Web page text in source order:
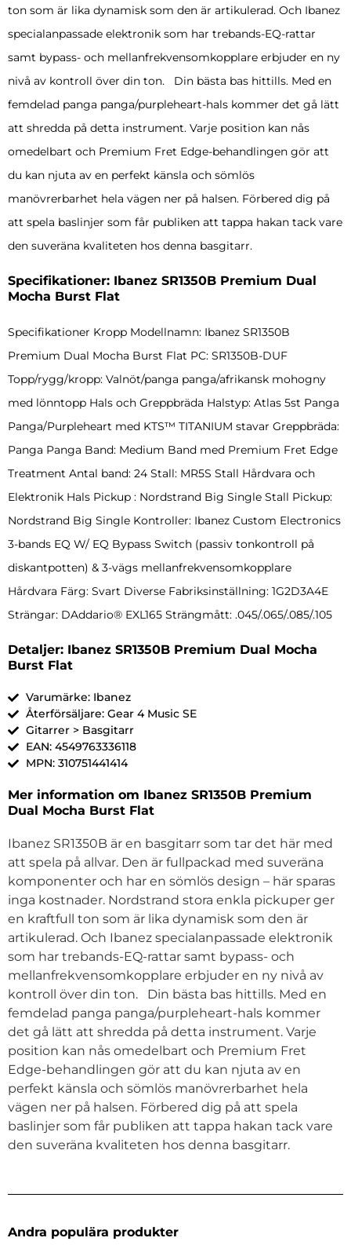
ton som är lika dynamisk som den är artikulerad. Och Ibanez
specialanpassade elektronik som har trebands-EQ-rattar
samt bypass- och mellanfrekvensomkopplare erbjuder en ny
nivå av kontroll över din ton. Din bästa bas hittills. Med en
femdelad panga panga/purpleheart-hals kommer det gå lätt
att shredda på detta instrument. Varje position kan nås
omedelbart och Premium Fret Edge-behandlingen gör att
du kan njuta av en perfekt känsla och sömlös
manövrerbarhet hela vägen ner på halsen. Förbered dig på
att spela baslinjer som får publiken att tappa hakan tack vare
den suveräna kvaliteten hos denna basgitarr.
Specifikationer: Ibanez SR1350B Premium Dual
Mocha Burst Flat
Specifikationer Kropp Modellnamn: Ibanez SR1350B
Premium Dual Mocha Burst Flat PC: SR1350B-DUF
Topp/rygg/kropp: Valnöt/panga panga/afrikansk mohogny
med lönntopp Hals och Greppbräda Halstyp: Atlas 5st Panga
Panga/Purpleheart med KTS™ TITANIUM stavar Greppbräda:
Panga Panga Band: Medium Band med Premium Fret Edge
Treatment Antal band: 24 Stall: MR5S Stall Hårdvara och
Elektronik Hals Pickup : Nordstrand Big Single Stall Pickup:
Nordstrand Big Single Kontroller: Ibanez Custom Electronics
3-bands EQ W/ EQ Bypass Switch (passiv tonkontroll på
diskantpotten) & 3-vägs mellanfrekvensomkopplare
Hårdvara Färg: Svart Diverse Fabriksinställning: 1G2D3A4E
Strängar: DAddario® EXL165 Strängmått: .045/.065/.085/.105
Detaljer: Ibanez SR1350B Premium Dual Mocha
Burst Flat
Varumärke: Ibanez
Återförsäljare: Gear 4 Music SE
Gitarrer > Basgitarr
EAN: 4549763336118
MPN: 310751441414
Mer information om Ibanez SR1350B Premium
Dual Mocha Burst Flat
Ibanez SR1350B är en basgitarr som tar det här med
att spela på allvar. Den är fullpackad med suveräna
komponenter och har en sömlös design – här sparas
inga kostnader. Nordstrand stora enkla pickuper ger
en kraftfull ton som är lika dynamisk som den är
artikulerad. Och Ibanez specialanpassade elektronik
som har trebands-EQ-rattar samt bypass- och
mellanfrekvensomkopplare erbjuder en ny nivå av
kontroll över din ton. Din bästa bas hittills. Med en
femdelad panga panga/purpleheart-hals kommer
det gå lätt att shredda på detta instrument. Varje
position kan nås omedelbart och Premium Fret
Edge-behandlingen gör att du kan njuta av en
perfekt känsla och sömlös manövrerbarhet hela
vägen ner på halsen. Förbered dig på att spela
baslinjer som får publiken att tappa hakan tack vare
den suveräna kvaliteten hos denna basgitarr.
Andra populära produkter